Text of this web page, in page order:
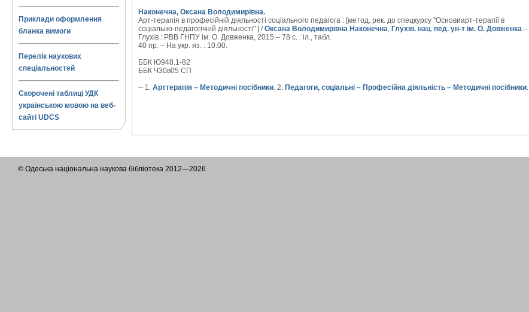
Приклади оформлення
бланка вимоги
Перелік наукових
спеціальностей
Скорочені таблиці УДК
українською мовою на веб-
сайті UDCS
Наконечна, Оксана Володимирівна.
Арт-терапія в професійній діяльності соціального педагога : [метод. рек. до спецкурсу "Основиарт-терапії в
соціально-педагогічній діяльності" ] /Оксана Володимирівна Наконечна, Глухів. нац. пед. ун-т ім. О. Довженка.–
Глухів : РВВ ГНПУ ім. О. Довженка, 2015.– 78 с. : іл., табл.
40 пр. – На укр. яз. : 10.00.
ББК Ю948.1-82
ББК Ч30в05 СП
-- 1. Арттерапія – Методичні посібники. 2. Педагоги, соціальні – Професійна діяльність – Методичні посібники.
© Одеська національна наукова бібліотека 2012—2026